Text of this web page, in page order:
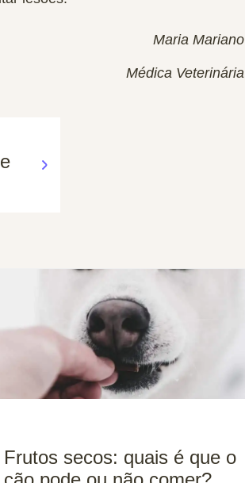
Maria Mariano
Médica Veterinária
Frutos secos: quais é que o